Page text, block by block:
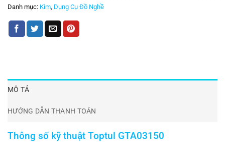
Danh mục: Kìm Dụng Cụ Đồ Nghề
MÔ TẢ
HƯỚNG DẪN THANH TOÁN
Thông số kỹ thuật Toptul GTA03150